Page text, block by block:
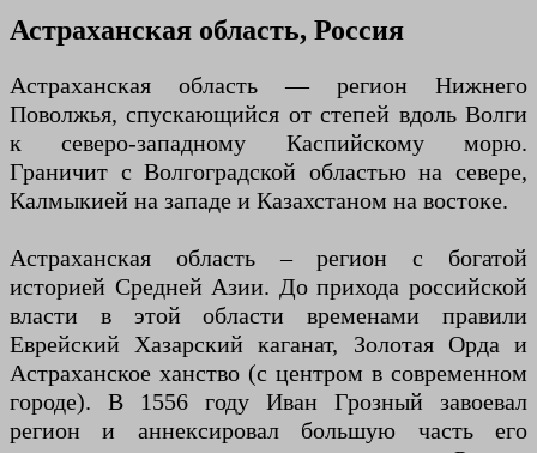
Астраханская область, Россия
Астраханская область — регион Нижнего
Поволжья, спускающийся от степей вдоль Волги
к северо-западному Каспийскому морю.
Граничит с Волгоградской областью на севере,
Калмыкией на западе и Казахстаном на востоке.
Астраханская область – регион с богатой
историей Средней Азии. До прихода российской
власти в этой области временами правили
Еврейский Хазарский каганат, Золотая Орда и
Астраханское ханство (с центром в современном
городе). В 1556 году Иван Грозный завоевал
регион и аннексировал большую часть его